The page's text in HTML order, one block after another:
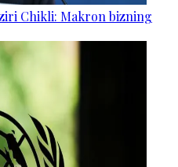
Chikli: Makron bizning